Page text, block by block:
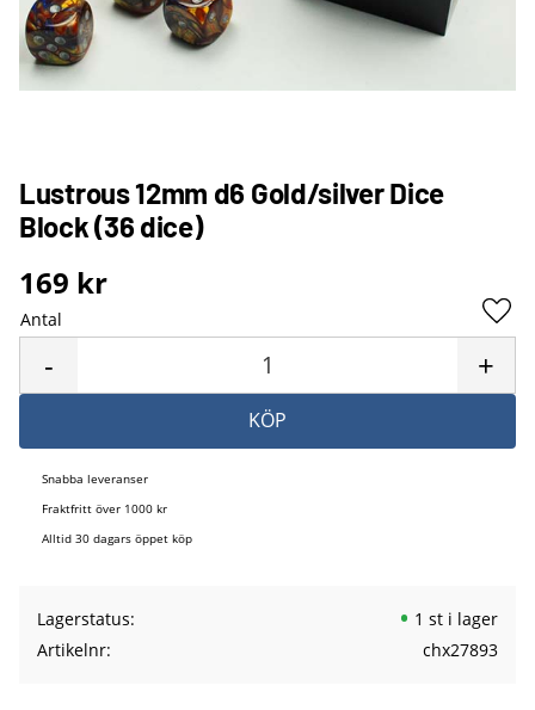
Lustrous 12mm d6 Gold/silver Dice
Block (36 dice)
169 kr
Antal
+
-
KÖP
Snabba leveranser
Fraktfritt över 1000 kr
Alltid 30 dagars öppet köp
Lagerstatus
1 st i lager
Artikelnr
chx27893